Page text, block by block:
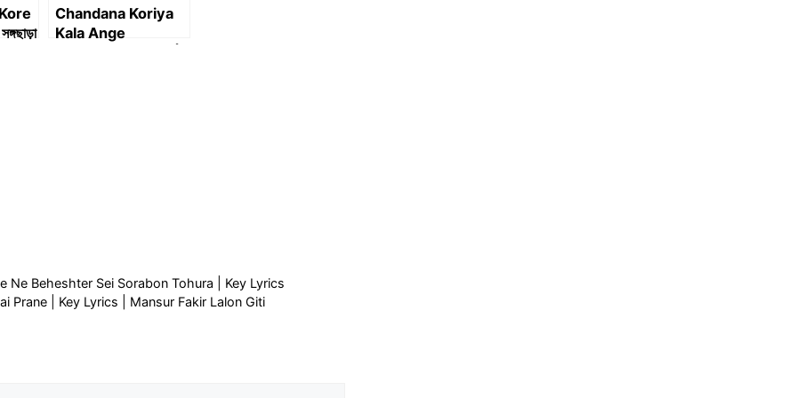
Chandana Koriya
Kala Ange
Ne Beheshter Sei Sorabon Tohura | Key Lyrics
Nai Prane | Key Lyrics | Mansur Fakir Lalon Giti